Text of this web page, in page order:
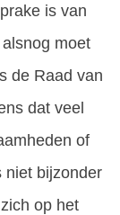
is van
moet
de Raad van
dat veel
of
niet bijzonder
op het